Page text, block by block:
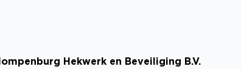
Hekwerk en Beveiliging B.V.